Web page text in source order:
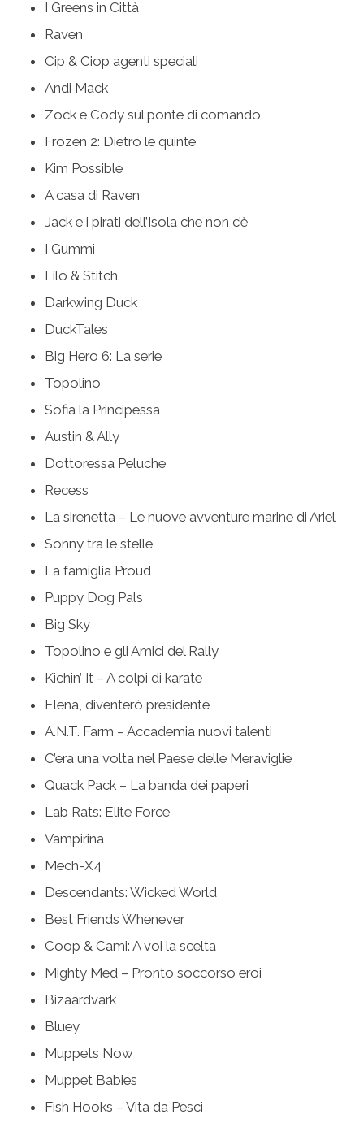
I Greens in Città
Raven
Cip & Ciop agenti speciali
Andi Mack
Zock e Cody sul ponte di comando
Frozen 2: Dietro le quinte
Kim Possible
A casa di Raven
Jack e i pirati dell’Isola che non c’è
I Gummi
Lilo & Stitch
Darkwing Duck
DuckTales
Big Hero 6: La serie
Topolino
Sofia la Principessa
Austin & Ally
Dottoressa Peluche
Recess
La sirenetta – Le nuove avventure marine di Ariel
Sonny tra le stelle
La famiglia Proud
Puppy Dog Pals
Big Sky
Topolino e gli Amici del Rally
Kichin’ It – A colpi di karate
Elena, diventerò presidente
A.N.T. Farm – Accademia nuovi talenti
C’era una volta nel Paese delle Meraviglie
Quack Pack – La banda dei paperi
Lab Rats: Elite Force
Vampirina
Mech-X4
Descendants: Wicked World
Best Friends Whenever
Coop & Cami: A voi la scelta
Mighty Med – Pronto soccorso eroi
Bizaardvark
Bluey
Muppets Now
Muppet Babies
Fish Hooks – Vita da Pesci